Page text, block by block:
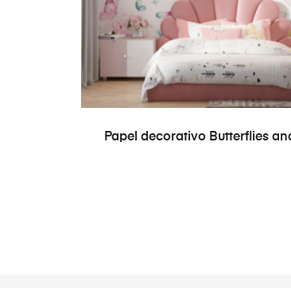
READ MORE
Papel decorativo Butterflies